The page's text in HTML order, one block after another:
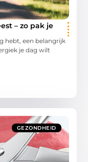
– zo pak je
hebt, een belangrijk
je dag wilt
GEZONDHEID